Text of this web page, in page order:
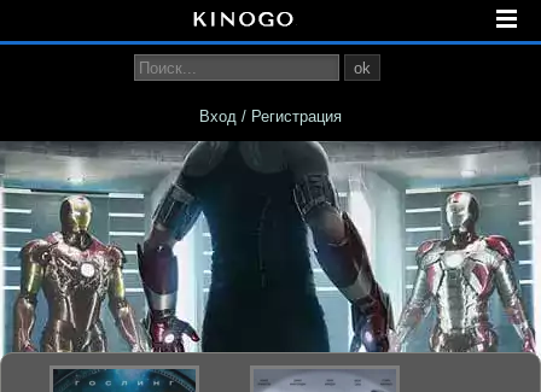
ok
Вход / Регистрация